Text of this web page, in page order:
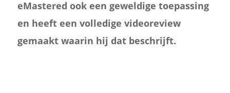
eMastered ook een geweldige toepassing
en heeft een volledige videoreview
gemaakt waarin hij dat beschrijft.